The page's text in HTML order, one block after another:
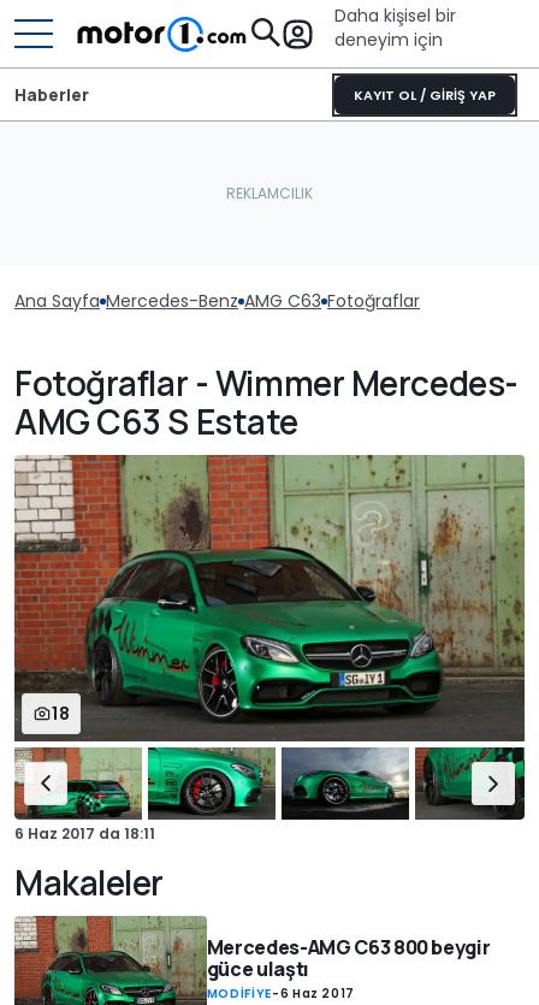
Daha kişisel bir
deneyim için
KAYIT OL / GİRİŞ YAP
Haberler
Ana Sayfa Mercedes-Benz AMG C63 Fotoğraflar
Fotoğraflar - Wimmer Mercedes-
AMG C63 S Estate
18
6 Haz 2017 da 18:11
Makaleler
Mercedes-AMG C63 800 beygir
güce ulaştı
MODİFİYE-6 Haz 2017